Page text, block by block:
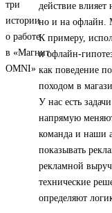
действие
но и на офлайн.
К примеру,
и офлайн-
как поведение
походом в
У нас есть
напрямую
команда и наши
показывать
рекламной
технические
определяют